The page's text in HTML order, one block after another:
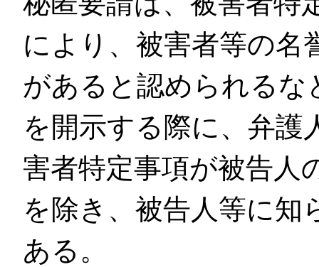
により、被害者等の名
があると認められるな
を開示する際に、弁護
害者特定事項が被告人
を除き、被告人等に
ある。